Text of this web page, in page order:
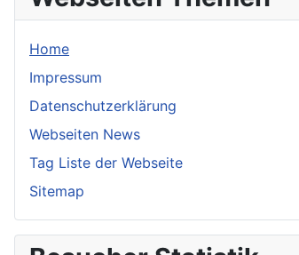
Home
Impressum
Datenschutzerklärung
Webseiten News
Tag Liste der Webseite
Sitemap